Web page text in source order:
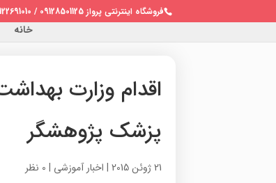
فروشگاه اینترنتی پرواز 09128501125 / 02122691010
خانه
اقدام وزارت
پزشک پژوهشگر
21 ژوئن 2015 | اخبار آموزشی | 0 نظر